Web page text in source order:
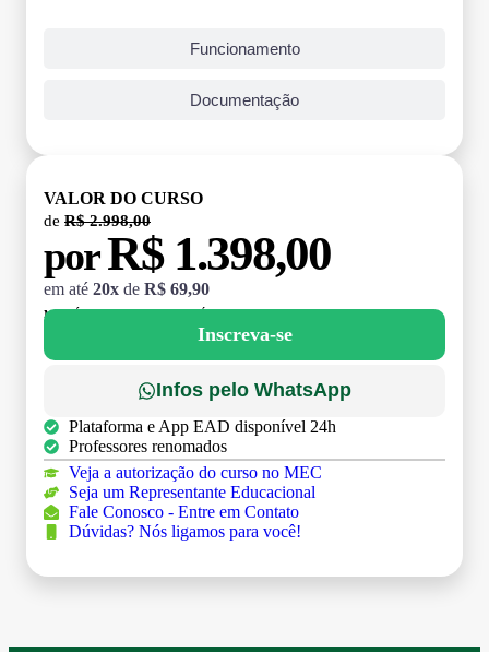
Funcionamento
Documentação
VALOR DO CURSO
de R$ 2.998,00
porR$ 1.398,00
em até 20x de R$ 69,90
MATRÍCULA:
Inscreva-se
Infos pelo WhatsApp
Plataforma e App EAD disponível 24h
Professores renomados
Veja a autorização do curso no MEC
Seja um Representante Educacional
Fale Conosco - Entre em Contato
Dúvidas? Nós ligamos para você!